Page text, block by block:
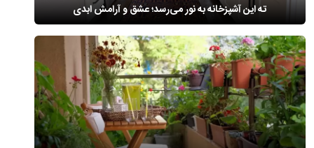
ته این آشپزخانه به نور می‌رسد؛ عشق و آرامش ابدی